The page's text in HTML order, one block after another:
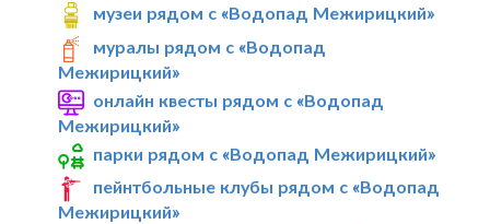
музеи рядом с «Водопад Межирицкий»
муралы рядом с «Водопад
Межирицкий»
онлайн квесты рядом с «Водопад
Межирицкий»
парки рядом с «Водопад Межирицкий»
пейнтбольные клубы рядом с «Водопад
Межирицкий»